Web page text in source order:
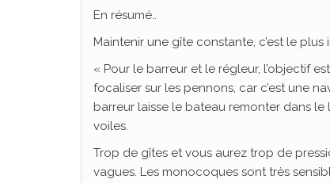
En résumé..
Maintenir une gîte constante, c’est le plus
« Pour le barreur et le régleur, l’objectif
focaliser sur les pennons, car c’est une
barreur laisse le bateau remonter dans
voiles.
Trop de gîtes et vous aurez trop de
vagues. Les monocoques sont très